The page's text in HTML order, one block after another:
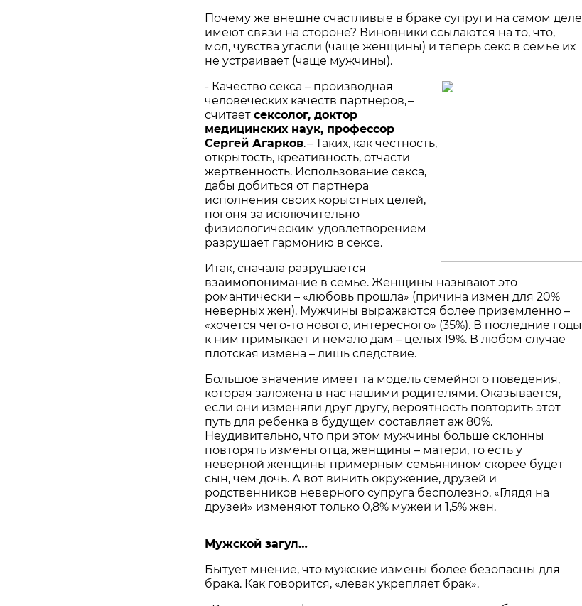
Почему же внешне счастливые в браке супруги на самом деле
имеют связи на стороне? Виновники ссылаются на то, что,
мол, чувства угасли (чаще женщины) и теперь секс в семье их
не устраивает (чаще мужчины).
- Качество секса – производная
человеческих качеств партнеров, –
считает сексолог, доктор
медицинских наук, профессор
Сергей Агарков. – Таких, как честность,
открытость, креативность, отчасти
жертвенность. Использование секса,
дабы добиться от партнера
исполнения своих корыстных целей,
погоня за исключительно
физиологическим удовлетворением
разрушает гармонию в сексе.
Итак, сначала разрушается
взаимопонимание в семье. Женщины называют это
романтически – «любовь прошла» (причина измен для 20%
неверных жен). Мужчины выражаются более приземленно –
«хочется чего-то нового, интересного» (35%). В последние годы
к ним примыкает и немало дам – целых 19%. В любом случае
плотская измена – лишь следствие.
Большое значение имеет та модель семейного поведения,
которая заложена в нас нашими родителями. Оказывается,
если они изменяли друг другу, вероятность повторить этот
путь для ребенка в будущем составляет аж 80%.
Неудивительно, что при этом мужчины больше склонны
повторять измены отца, женщины – матери, то есть у
неверной женщины примерным семьянином скорее будет
сын, чем дочь. А вот винить окружение, друзей и
родственников неверного супруга бесполезно. «Глядя на
друзей» изменяют только 0,8% мужей и 1,5% жен.
Мужской загул…
Бытует мнение, что мужские измены более безопасны для
брака. Как говорится, «левак укрепляет брак».